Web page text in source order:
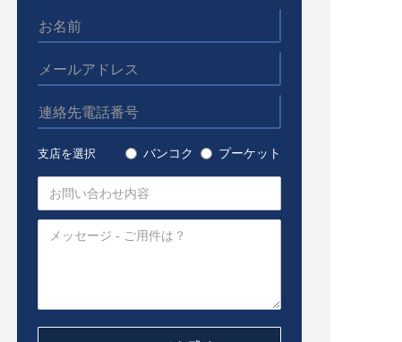
支店を選択 バンコク プーケット